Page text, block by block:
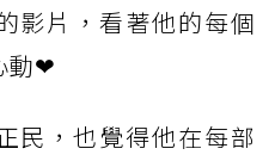
影片，看著他的每個
動❤
民，也覺得他在每部